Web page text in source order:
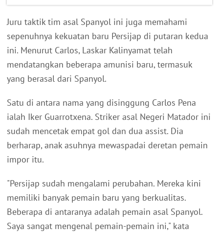
Juru taktik tim asal Spanyol ini juga memahami
sepenuhnya kekuatan baru Persijap di putaran kedua
ini. Menurut Carlos, Laskar Kalinyamat telah
mendatangkan beberapa amunisi baru, termasuk
yang berasal dari Spanyol.
Satu di antara nama yang disinggung Carlos Pena
ialah Iker Guarrotxena. Striker asal Negeri Matador ini
sudah mencetak empat gol dan dua assist. Dia
berharap, anak asuhnya mewaspadai deretan pemain
impor itu.
"Persijap sudah mengalami perubahan. Mereka kini
memiliki banyak pemain baru yang berkualitas.
Beberapa di antaranya adalah pemain asal Spanyol.
Saya sangat mengenal pemain-pemain ini," kata